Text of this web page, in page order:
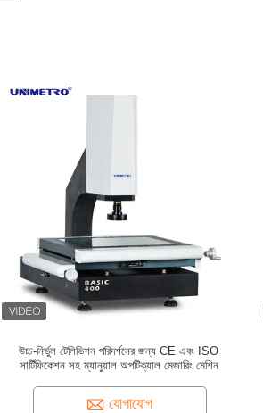
উচ্চ-নির্ভুল টেলিভিশন পরিদর্শনের জন্য CE এবং ISO
সার্টিফিকেশন সহ ম্যানুয়াল অপটিক্যাল মেজারিং মেশিন
যোগাযোগ